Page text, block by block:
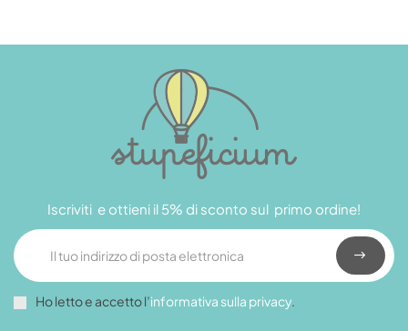
Iscriviti e ottieni il 5% di sconto sul primo ordine!
Ho letto e accetto l’informativa sulla privacy.